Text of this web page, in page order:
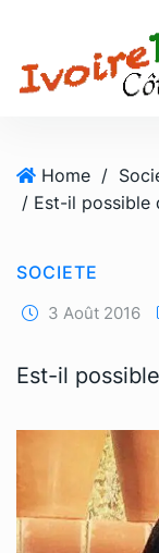
Home /
/ Est-il possible
SOCIETE
3 Août 2016
Est-il